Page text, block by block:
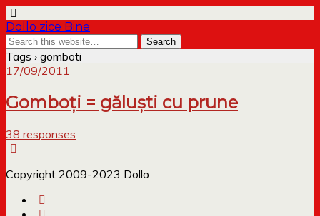
Dollo zice Bine
Tags › gomboti
17/09/2011
Gomboți = găluști cu prune
38 responses
Copyright 2009-2023 Dollo